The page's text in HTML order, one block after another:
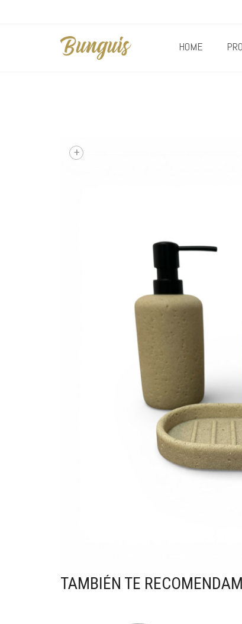
HOME
+
TAMBIÉN TE